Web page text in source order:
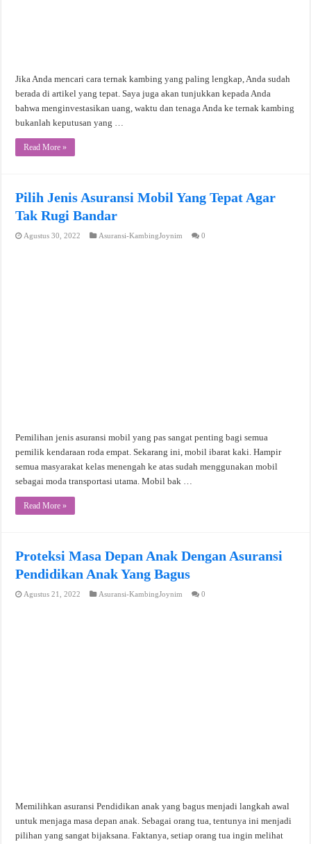
Jika Anda mencari cara ternak kambing yang paling lengkap, Anda sudah
berada di artikel yang tepat. Saya juga akan tunjukkan kepada Anda
bahwa menginvestasikan uang, waktu dan tenaga Anda ke ternak kambing
bukanlah keputusan yang …
Read More »
Pilih Jenis Asuransi Mobil Yang Tepat Agar
Tak Rugi Bandar
Agustus 30, 2022 Asuransi-KambingJoynim 0
Pemilihan jenis asuransi mobil yang pas sangat penting bagi semua
pemilik kendaraan roda empat. Sekarang ini, mobil ibarat kaki. Hampir
semua masyarakat kelas menengah ke atas sudah menggunakan mobil
sebagai moda transportasi utama. Mobil bak …
Read More »
Proteksi Masa Depan Anak Dengan Asuransi
Pendidikan Anak Yang Bagus
Agustus 21, 2022 Asuransi-KambingJoynim 0
Memilihkan asuransi Pendidikan anak yang bagus menjadi langkah awal
untuk menjaga masa depan anak. Sebagai orang tua, tentunya ini menjadi
pilihan yang sangat bijaksana. Faktanya, setiap orang tua ingin melihat